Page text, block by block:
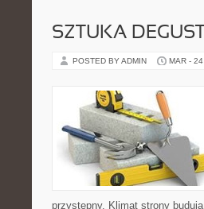
SZTUKA
POSTED BY ADMIN MAR -
przystępny. Klimat strony